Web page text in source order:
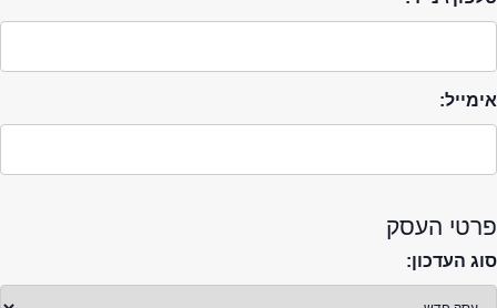
אימייל:
פרטי העסק
סוג העדכון: